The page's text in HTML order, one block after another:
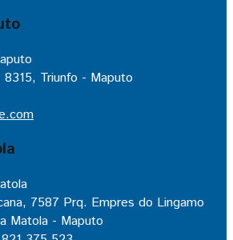
8315, Triunfo - Maputo
7587 Prq. Empres do Lingamo
Matola - Maputo